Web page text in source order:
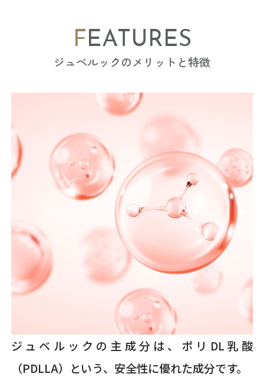
FEATURES
ジュベルックのメリットと特徴
ジュベルックの主成分は、ポリDL乳酸
（PDLLA）という、安全性に優れた成分です。